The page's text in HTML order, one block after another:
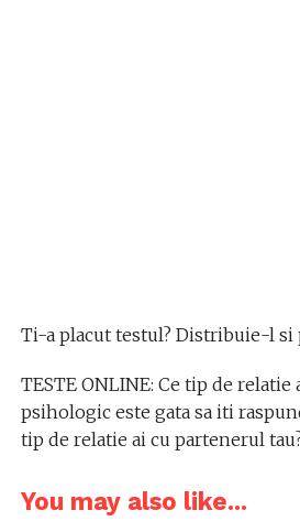
Ti-a placut testul? Distribuie-l
TESTE ONLINE: Ce tip de relatie
psihologic este gata sa iti
tip de relatie ai cu partenerul
You may also like...